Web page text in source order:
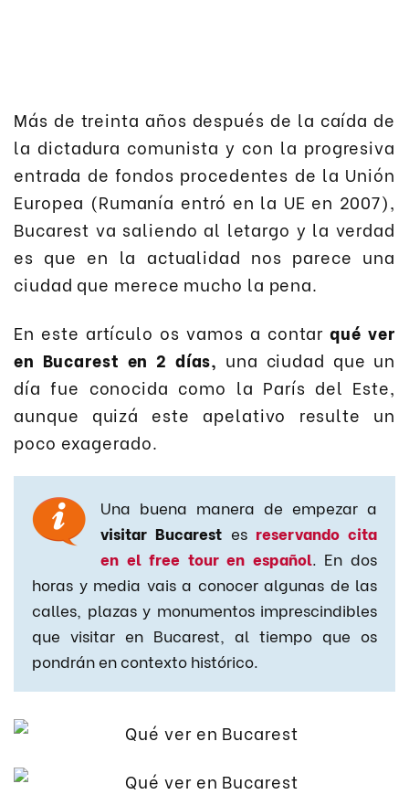
Más de treinta años después de la caída de
la dictadura comunista y con la progresiva
entrada de fondos procedentes de la Unión
Europea (Rumanía entró en la UE en 2007),
Bucarest va saliendo al letargo y la verdad
es que en la actualidad nos parece una
ciudad que merece mucho la pena.
En este artículo os vamos a contarqué ver
en Bucarest en 2 días, una ciudad que un
día fue conocida como la París del Este,
aunque quizá este apelativo resulte un
poco exagerado.
Una buena manera de empezar a
visitar Bucarest es reservando cita
en el free tour en español. En dos
horas y media vais a conocer algunas de las
calles, plazas y monumentos imprescindibles
que visitar en Bucarest, al tiempo que os
pondrán en contexto histórico.